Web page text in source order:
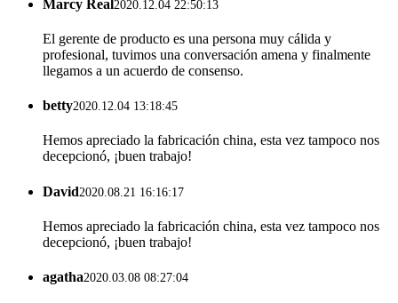
Marcy Real2020.12.04 22:50:13
El gerente de producto es una persona muy cálida y
profesional, tuvimos una conversación amena y finalmente
llegamos a un acuerdo de consenso.
betty2020.12.04 13:18:45
Hemos apreciado la fabricación china, esta vez tampoco nos
decepcionó, ¡buen trabajo!
David2020.08.21 16:16:17
Hemos apreciado la fabricación china, esta vez tampoco nos
decepcionó, ¡buen trabajo!
agatha2020.03.08 08:27:04